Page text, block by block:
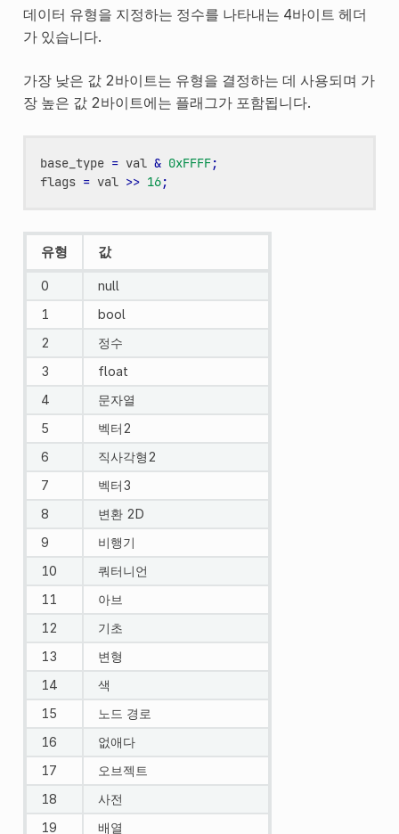
데이터 유형을 지정하는 정수를 나타내는 4바이트 헤더
가 있습니다.
가장 낮은 값 2바이트는 유형을 결정하는 데 사용되며 가
장 높은 값 2바이트에는 플래그가 포함됩니다.
base_type = val & 0xFFFF;
flags = val >> 16;
유형 값
0
null
1
bool
2
정수
3
float
4
문자열
5
벡터2
6
직사각형2
7
벡터3
8
변환 2D
9
비행기
10
쿼터니언
11
아브
12
기초
13
변형
14
색
15
노드 경로
16
없애다
17
오브젝트
18
사전
19
배열